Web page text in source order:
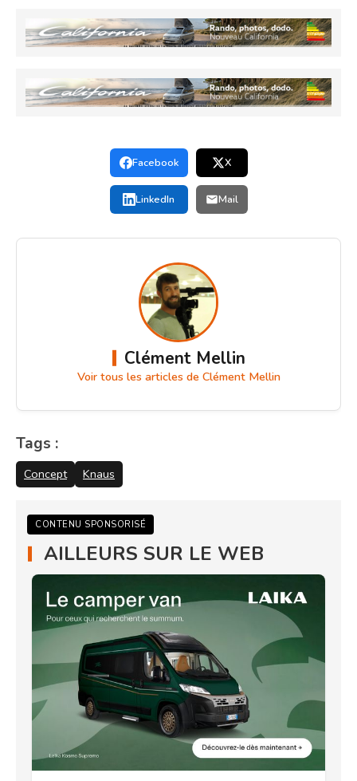
Facebook X
LinkedIn Mail
Clément Mellin
Voir tous les articles de Clément Mellin
Tags :
Concept Knaus
CONTENU SPONSORISÉ
AILLEURS SUR LE WEB